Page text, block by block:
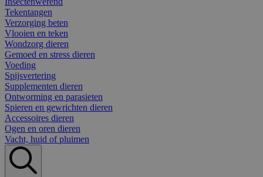
Tekentangen
Verzorging beten
Vlooien en teken
Wondzorg dieren
Gemoed en stress dieren
Voeding
Spijsvertering
Supplementen dieren
Ontworming en parasieten
Spieren en gewrichten dieren
Accessoires dieren
Ogen en oren dieren
Vacht, huid of pluimen